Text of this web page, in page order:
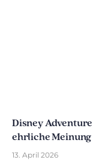
Disney
ehrliche Meinung
13. April 2026